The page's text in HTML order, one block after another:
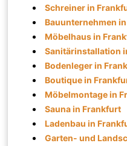
Schreiner in
Bauunternehmen
Möbelhaus in
Sanitärinstallation
Bodenleger in
Boutique in
Möbelmontage in
Sauna in Frankfurt
Ladenbau in
Garten- und